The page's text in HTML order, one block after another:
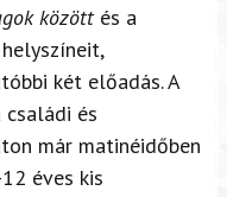
közöttés a
két előadás. A
és
már matinéidőben
éves kis